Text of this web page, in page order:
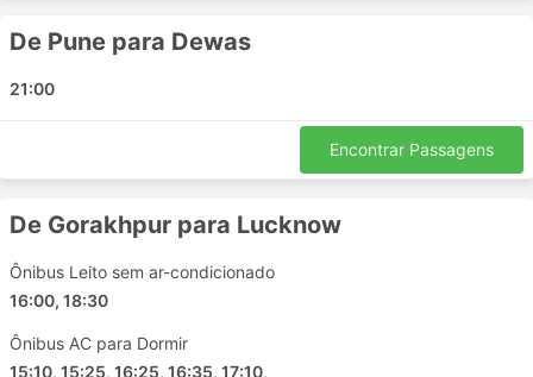
Mirzapur
Lalitpur
Malegaon
Kanpur
Sultanpur
De Pune para Dewas
21:00
Encontrar Passagens
De Gorakhpur para Lucknow
Ônibus Leito sem ar-condicionado
16:00, 18:30
Ônibus AC para Dormir
15:10, 15:25, 16:25, 16:35, 17:10,